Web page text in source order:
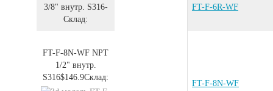
3/8" внутр. S316-
Склад:
FT-F-6R-WF
FT-F-8N-WF NPT
1/2" внутр.
S316$146.9Склад:
FT-F-8N-WF